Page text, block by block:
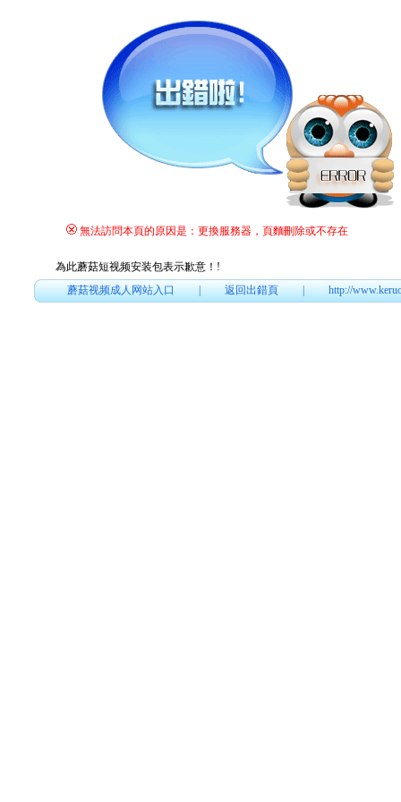
無法訪問本頁的原因是：更換服務器，頁麵刪除或不存在
為此蘑菇短视频安装包表示歉意！ !
蘑菇视频成人网站入口|返回出錯頁|http://